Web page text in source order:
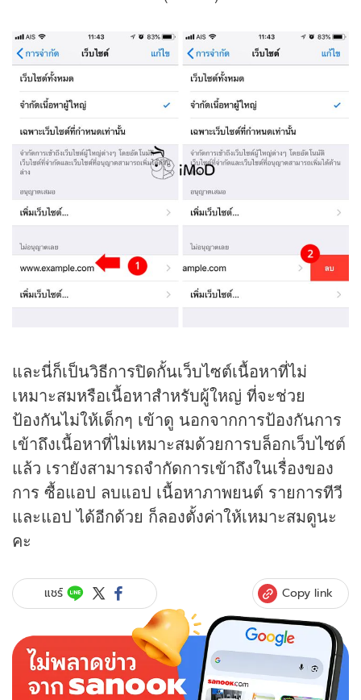
และนี่ก็เป็นวิธีการปิดกั้นเว็บไซต์เนื้อหาที่ไม่
เหมาะสมหรือเนื้อหาสำหรับผู้ใหญ่ ที่จะช่วย
ป้องกันไม่ให้เด็กๆ เข้าดู นอกจากการป้องกันการ
เข้าถึงเนื้อหาที่ไม่เหมาะสมด้วยการบล็อกเว็บไซต์
แล้ว เรายังสามารถจำกัดการเข้าถึงในเรื่องของ
การ ซื้อแอป ลบแอป เนื้อหาภาพยนต์ รายการทีวี
และแอป ได้อีกด้วย ก็ลองตั้งค่าให้เหมาะสมดูนะ
คะ
แชร์ Copy link